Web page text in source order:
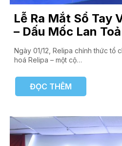
Lễ Ra Mắt Sổ Tay
– Dấu Mốc Lan
Ngày 01/12, Relipa chính thức tổ
hoá Relipa – một cộ…
ĐỌC THÊM